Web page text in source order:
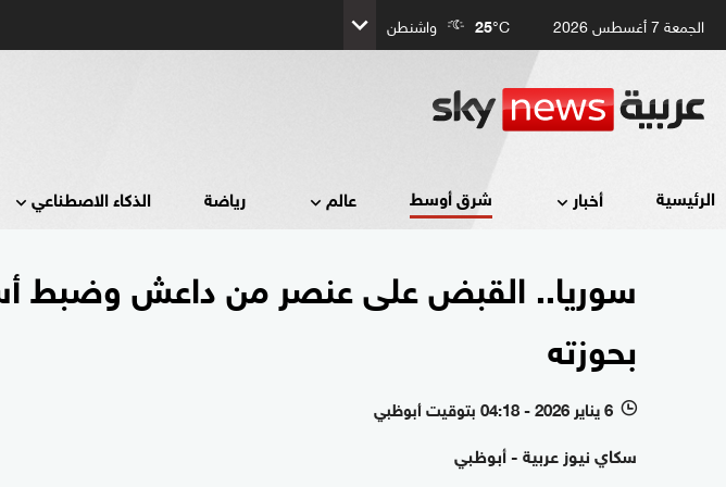
الجمعة 7 أغسطس 2026 25°C واشنطن
الرئيسية أخبار شرق أوسط عالم رياضة الذكاء الاصطناعي
سوريا.. القبض على عنصر من داعش وضبط
بحوزته
l 6 يناير 2026 - 04:18 بتوقيت أبوظبي
سكاي نيوز عربية - أبوظبي